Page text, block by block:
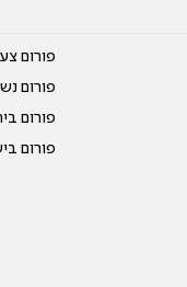
פורום
פורום
פורום
פורום